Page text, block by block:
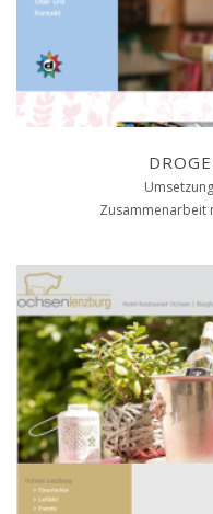
Zusammenarbeit